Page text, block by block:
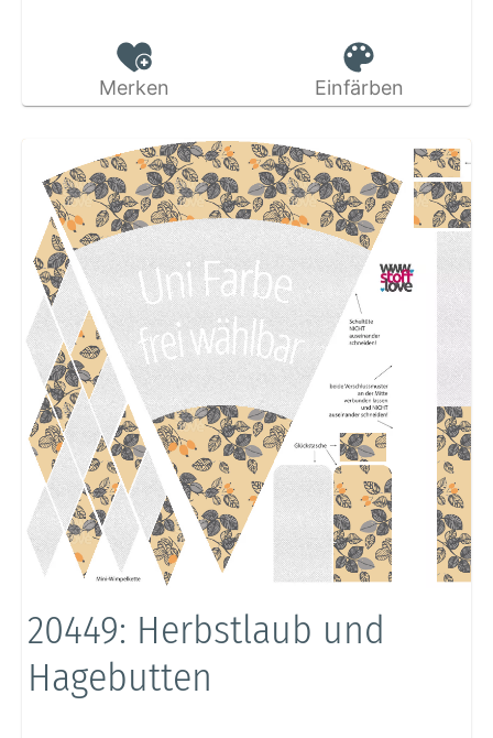
Merken Einfärben
20449: Herbstlaub und
Hagebutten